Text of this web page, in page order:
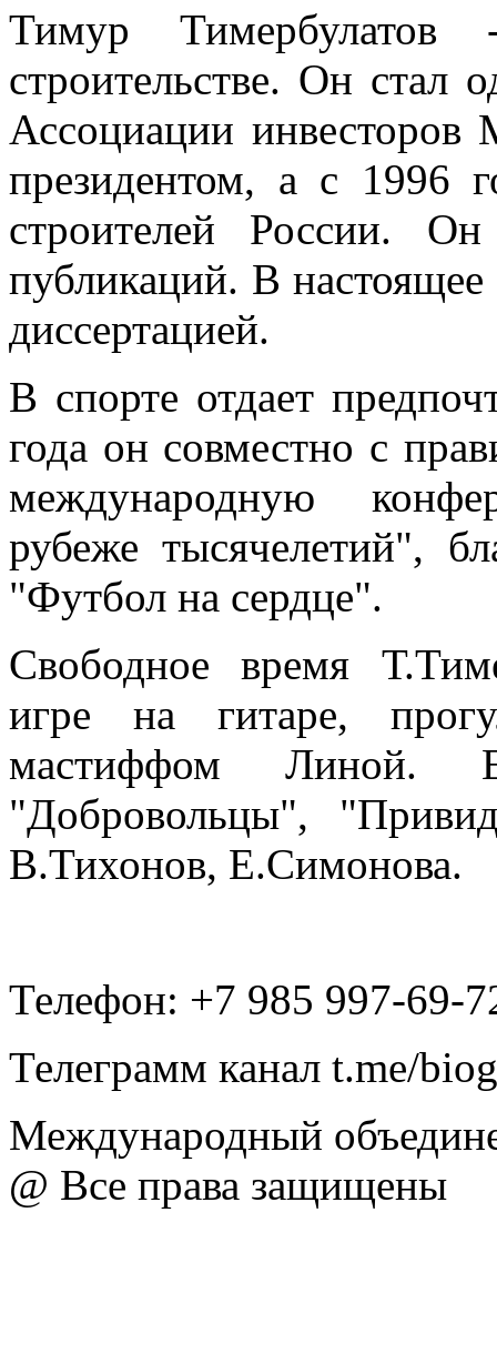
Тимур Тимербулатов
строительстве. Он стал
Ассоциации инвесторов
президентом, а с 1996
строителей России.
публикаций. В настоящее
диссертацией.
В спорте отдает
года он совместно с
международную
рубеже тысячелетий",
"Футбол на сердце".
Свободное время
игре на гитаре,
мастиффом
"Добровольцы",
В.Тихонов, Е.Симонова.
Телефон: +7 985 997-69-
Телеграмм канал t.me/
Международный
@ Все права защищены